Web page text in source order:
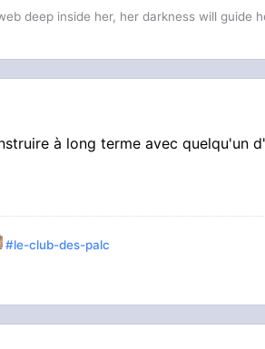
deep inside her, her darkness will guide
à long terme avec quelqu'un
#le-club-des-palc